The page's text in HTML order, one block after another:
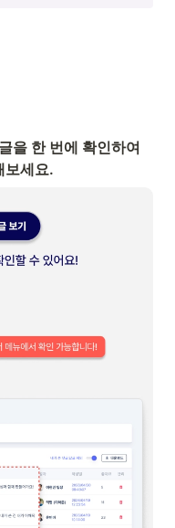
을 한 번에 확인하여
보세요.